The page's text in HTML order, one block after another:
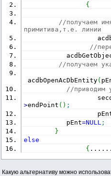
{
//получаем
примитива,т.е. линии
//
//получаем
acdbOpenAcDbEntity(
//приводим
>endPoint ( ) ;
pEnt=NULL ;
}
else
{
Какую альтернативу можно